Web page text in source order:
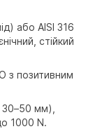
або AISI 316
стійкий
з позитивним
мм),
1000 N.